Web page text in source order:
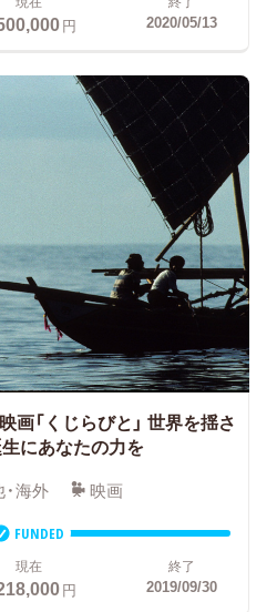
円 2020/05/13
「くじらびと」 世界を揺さ
にあなたの力を
海外 映画
FUNDED
現在
円
終了
2019/09/30